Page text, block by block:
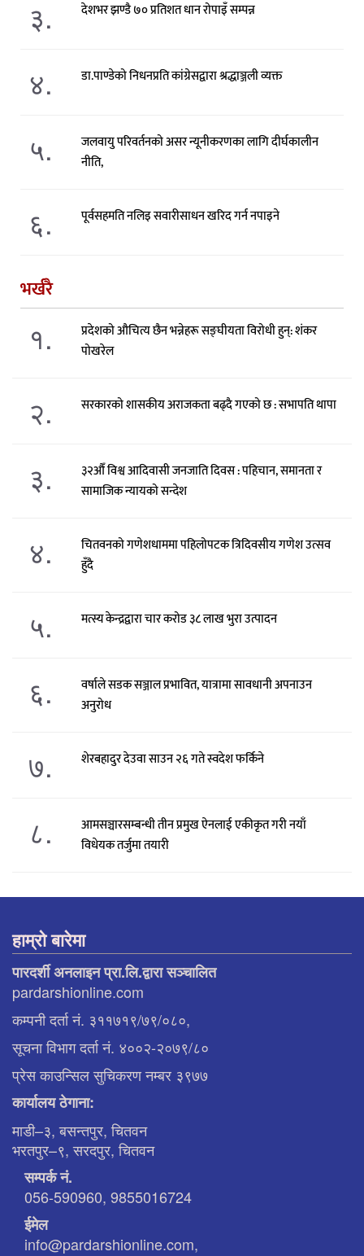
३. देशभर झण्डै ७० प्रतिशत धान रोपाइँ सम्पन्न
४. डा.पाण्डेको निधनप्रति कांग्रेसद्वारा श्रद्धाञ्जली व्यक्त
५.
जलवायु परिवर्तनको असर न्यूनीकरणका लागि दीर्घकालीन
नीति,
६. पूर्वसहमति नलिइ सवारीसाधन खरिद गर्न नपाइने
भर्खरै
१.
प्रदेशको औचित्य छैन भन्नेहरू सङ्घीयता विरोधी हुन्: शंकर
पोखरेल
२. सरकारको शासकीय अराजकता बढ्दै गएको छ : सभापति थापा
३.
३२औँ विश्व आदिवासी जनजाति दिवस : पहिचान, समानता र
सामाजिक न्यायको सन्देश
४.
चितवनको गणेशधाममा पहिलोपटक त्रिदिवसीय गणेश उत्सव
हुँदै
५. मत्स्य केन्द्रद्वारा चार करोड ३८ लाख भुरा उत्पादन
६.
वर्षाले सडक सञ्जाल प्रभावित, यात्रामा सावधानी अपनाउन
अनुरोध
७. शेरबहादुर देउवा साउन २६ गते स्वदेश फर्किने
८.
आमसञ्चारसम्बन्धी तीन प्रमुख ऐनलाई एकीकृत गरी नयाँ
विधेयक तर्जुमा तयारी
हाम्रो बारेमा
पारदर्शी अनलाइन प्रा.लि.द्वारा सञ्चालित
pardarshionline.com
कम्पनी दर्ता नं. ३११७१९/७९/०८०,
सूचना विभाग दर्ता नं. ४००२-२०७९/८०
प्रेस काउन्सिल सुचिकरण नम्बर ३९७७
कार्यालय ठेगाना:
माडी–३, बसन्तपुर, चितवन
भरतपुर–९, सरदपुर, चितवन
सम्पर्क नं.
056-590960, 9855016724
ईमेल
info@pardarshionline.com,